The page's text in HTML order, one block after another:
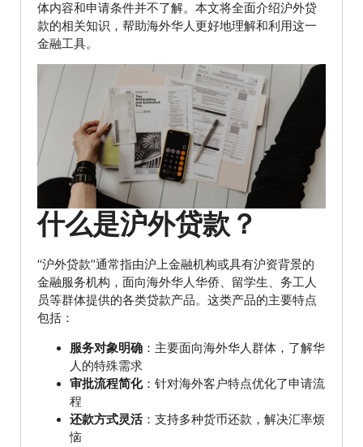
体内容和申请条件并不了解。本文将全面介绍沪外贷
款的相关知识，帮助海外华人更好地理解和利用这一
金融工具。
什么是沪外贷款？
“沪外贷款”通常指由沪上金融机构或具有沪资背景的
金融服务机构，面向海外华人华侨、留学生、务工人
员等群体提供的各类贷款产品。这类产品的主要特点
包括：
服务对象明确 ：主要面向海外华人群体，了解华
人的特殊需求
审批流程简化：针对海外客户特点优化了申请流
程
还款方式灵活：支持多种货币还款，解决汇率烦
恼